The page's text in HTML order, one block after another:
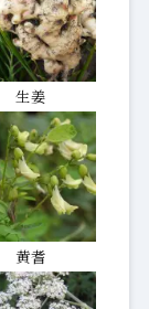
生姜
黄耆